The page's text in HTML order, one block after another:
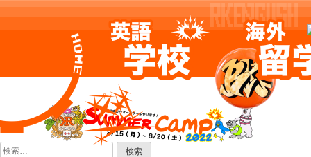
to
content
検